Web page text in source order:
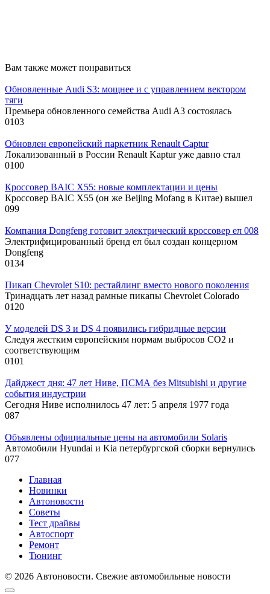
Вам также может понравиться
Обновленные Audi S3: мощнее и с управлением вектором
тяги
Премьера обновленного семейства Audi A3 состоялась
0103
Обновлен европейский паркетник Renault Captur
Локализованный в России Renault Kaptur уже давно стал
0100
Кроссовер BAIC X55: новые комплектации и цены
Кроссовер BAIC X55 (он же Beijing Mofang в Китае) вышел
099
Компания Dongfeng готовит электрический кроссовер eπ 008
Электрифицированный бренд eπ был создан концерном
Dongfeng
0134
Пикап Chevrolet S10: рестайлинг вместо нового поколения
Тринадцать лет назад рамные пикапы Chevrolet Colorado
0120
У моделей DS 3 и DS 4 появились гибридные версии
Следуя жестким европейским нормам выбросов CO2 и
соответствующим
0101
Дайджест дня: 47 лет Ниве, ПСМА без Mitsubishi и другие
события индустрии
Сегодня Ниве исполнилось 47 лет: 5 апреля 1977 года
087
Объявлены официальные цены на автомобили Solaris
Автомобили Hyundai и Kia петербургской сборки вернулись
077
Главная
Новинки
Автоновости
Советы
Тест драйвы
Автоспорт
Ремонт
Тюнинг
© 2026 Автоновости. Свежие автомобильные новости